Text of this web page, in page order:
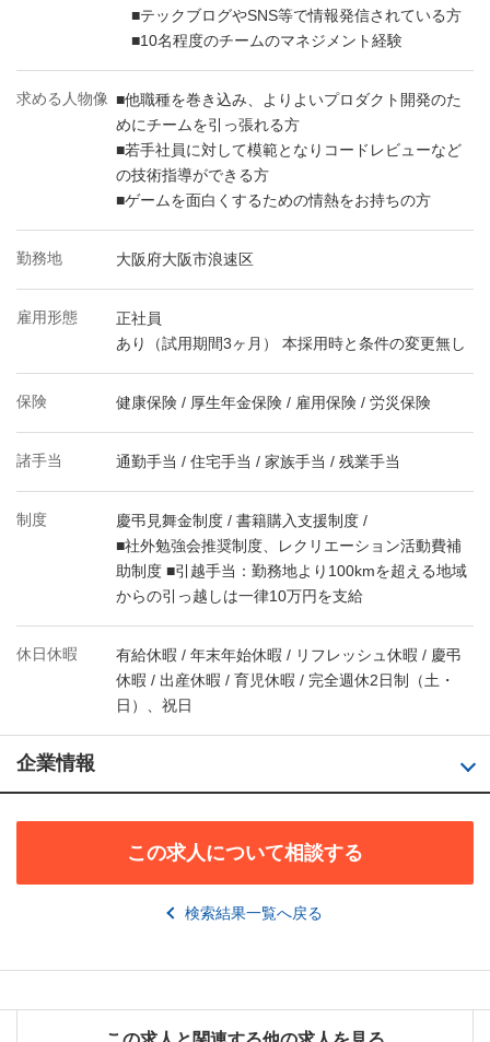
■テックブログやSNS等で情報発信されている方
■10名程度のチームのマネジメント経験
求める人物像 ■他職種を巻き込み、よりよいプロダクト開発のた
めにチームを引っ張れる方
■若手社員に対して模範となりコードレビューなど
の技術指導ができる方
■ゲームを面白くするための情熱をお持ちの方
勤務地 大阪府大阪市浪速区
雇用形態
正社員
あり（試用期間3ヶ月） 本採用時と条件の変更無し
保険 健康保険 / 厚生年金保険 / 雇用保険 / 労災保険
諸手当 通勤手当 / 住宅手当 / 家族手当 / 残業手当
制度
慶弔見舞金制度 / 書籍購入支援制度 /
■社外勉強会推奨制度、レクリエーション活動費補
助制度 ■引越手当：勤務地より100kmを超える地域
からの引っ越しは一律10万円を支給
休日休暇
有給休暇 / 年末年始休暇 / リフレッシュ休暇 / 慶弔
休暇 / 出産休暇 / 育児休暇 / 完全週休2日制（土・
日）、祝日
企業情報
この求人について相談する
検索結果一覧へ戻る